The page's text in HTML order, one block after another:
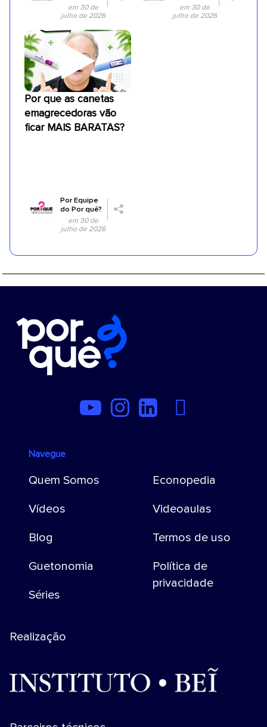
em 30 de
julho de 2026
em 30 de
julho de 2026
Por que as canetas
emagrecedoras vão
ficar MAIS BARATAS?
PorEquipe
do Por quê?
em 30 de
julho de 2026
Navegue
Quem Somos
Vídeos
Blog
Guetonomia
Séries
Econopedia
Videoaulas
Termos de uso
Política de
privacidade
Realização